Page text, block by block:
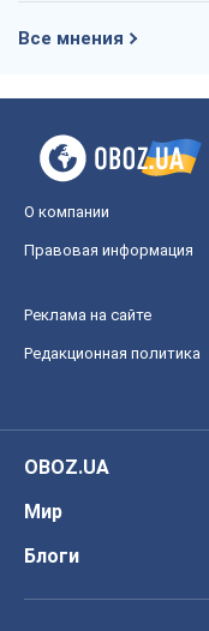
Все мнения
О компании
Правовая информация
Реклама на сайте
Редакционная политика
OBOZ.UA
Мир
Блоги